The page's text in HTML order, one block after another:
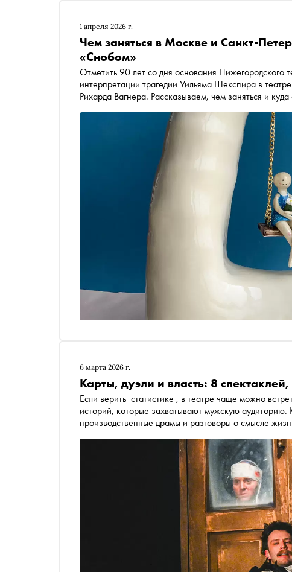
1 апреля 2026 г.
Чем заняться в Москве и Санкт-
«Снобом»
Отметить 90 лет со дня основания Нижегородского
интерпретации трагедии Уильяма Шекспира в
Рихарда Вагнера. Рассказываем, чем заняться и
6 марта 2026 г.
Карты, дуэли и власть: 8
Если верить статистике , в театре чаще можно
историй, которые захватывают мужскую
производственные драмы и разговоры о смысле